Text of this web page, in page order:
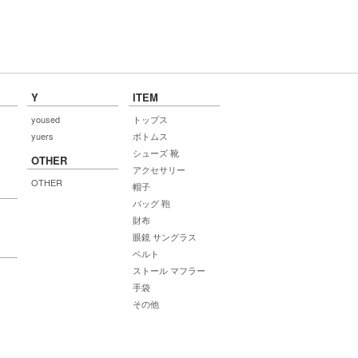
Y
yoused
yuers
OTHER
OTHER
ITEM
トップス
ボトムス
シューズ 靴
アクセサリー
帽子
バッグ 鞄
財布
眼鏡 サングラス
ベルト
ストール マフラー
手袋
その他